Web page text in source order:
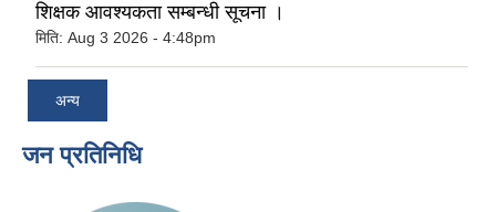
शिक्षक आवश्यकता सम्बन्धी सूचना ।
मिति: Aug 3 2026 - 4:48pm
अन्य
जन प्रतिनिधि